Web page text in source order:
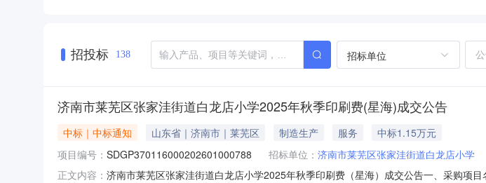
招投标 138 招标单位
济南市莱芜区张家洼街道白龙店小学2025年秋季印刷费(星海)成交公告
中标｜中标通知 山东省｜济南市｜莱芜区 制造生产 服务
中标1.15万元
项目编号： SDGP370116000202601000788 招标单位： 济南市莱芜区张家洼街道白龙店小学
正文内容： 济南市莱芜区张家洼街道白龙店小学2025年秋季印刷费（星海）成交公告一、采购项